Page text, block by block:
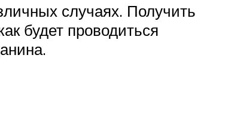
случаях. Получить
будет проводиться